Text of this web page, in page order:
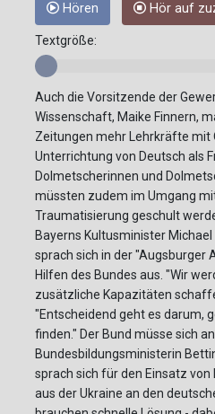
Hören Hör auf
Textgröße:
Auch die Vorsitzende der
Wissenschaft, Maike Finnern,
Zeitungen mehr Lehrkräfte mit
Unterrichtung von Deutsch als
Dolmetscherinnen und
müssten zudem im Umgang
Traumatisierung geschult
Bayerns Kultusminister
sprach sich in der "Augsburger
Hilfen des Bundes aus. "Wir
zusätzliche Kapazitäten
"Entscheidend geht es darum,
finden." Der Bund müsse sich
Bundesbildungsministerin
sprach sich für den Einsatz von
aus der Ukraine an den